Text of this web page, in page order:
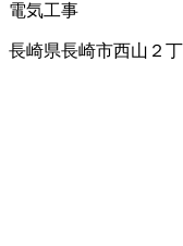
電気工事
長崎県長崎市西山２